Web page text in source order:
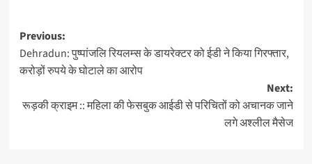
Previous:
Dehradun: पुष्पांजलि रियलम्स के डायरेक्टर को ईडी ने किया गिरफ्तार,
करोड़ों रुपये के घोटाले का आरोप
Next:
रूड़की क्राइम :: महिला की फेसबुक आईडी से परिचितों को अचानक जाने
लगे अश्लील मैसेज